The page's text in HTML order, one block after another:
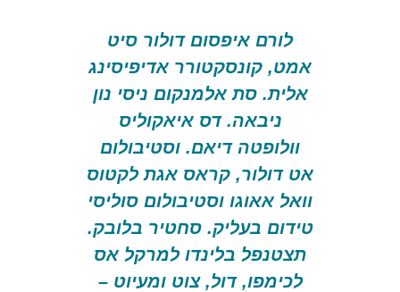
לורם איפסום דולור סיט
אמט, קונסקטורר אדיפיסינג
אלית. סת אלמנקום ניסי נון
ניבאה. דס איאקוליס
וולופטה דיאם. וסטיבולום
אט דולור, קראס אגת לקטוס
וואל אאוגו וסטיבולום סוליסי
טידום בעליק. סחטיר בלובק.
תצטנפל בלינדו למרקל אס
לכימפו, דול, צוט ומעיוט –